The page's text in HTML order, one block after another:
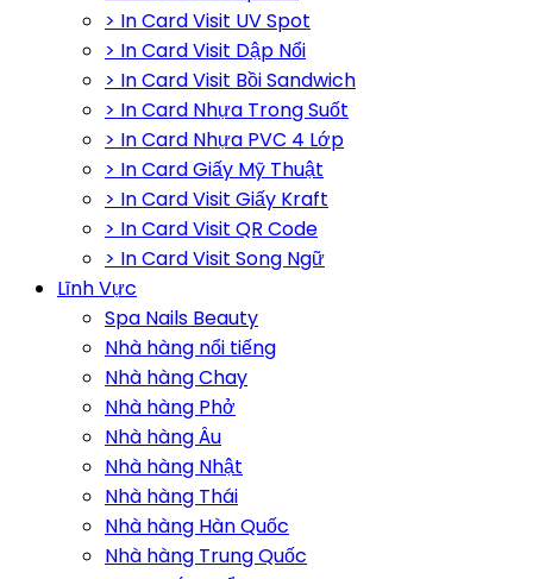
> In Card Visit UV Spot
> In Card Visit Dập Nổi
> In Card Visit Bồi Sandwich
> In Card Nhựa Trong Suốt
> In Card Nhựa PVC 4 Lớp
> In Card Giấy Mỹ Thuật
> In Card Visit Giấy Kraft
> In Card Visit QR Code
> In Card Visit Song Ngữ
Lĩnh Vực
Spa Nails Beauty
Nhà hàng nổi tiếng
Nhà hàng Chay
Nhà hàng Phở
Nhà hàng Âu
Nhà hàng Nhật
Nhà hàng Thái
Nhà hàng Hàn Quốc
Nhà hàng Trung Quốc